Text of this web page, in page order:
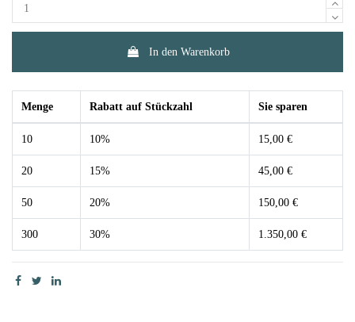
In den Warenkorb
Menge Rabatt auf Stückzahl Sie sparen
10 10% 15,00 €
20 15% 45,00 €
50 20% 150,00 €
300 30% 1.350,00 €